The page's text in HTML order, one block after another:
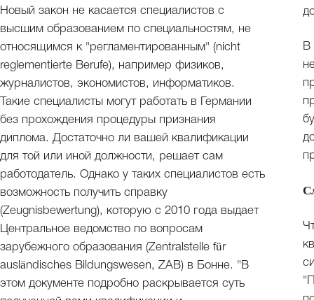
Новый закон не касается специалистов с
высшим образованием по специальностям, не
относящимся к "регламентированным" (nicht
reglementierte Berufe), например физиков,
журналистов, экономистов, информатиков.
Такие специалисты могут работать в Германии
без прохождения процедуры признания
диплома. Достаточно ли вашей квалификации
для той или иной должности, решает сам
работодатель. Однако у таких специалистов есть
возможность получить справку
(Zeugnisbewertung), которую с 2010 года выдает
Центральное ведомство по вопросам
зарубежного образования (Zentralstelle für
ausländisches Bildungswesen, ZAB) в Бонне. "В
этом документе подробно раскрывается суть
В